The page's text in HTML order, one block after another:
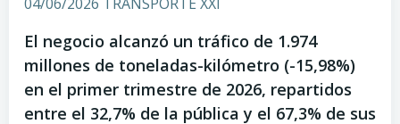
El negocio alcanzó un tráfico de 1.974
millones de toneladas-kilómetro (-15,98%)
en el primer trimestre de 2026, repartidos
entre el 32,7% de la pública y el 67,3% de sus